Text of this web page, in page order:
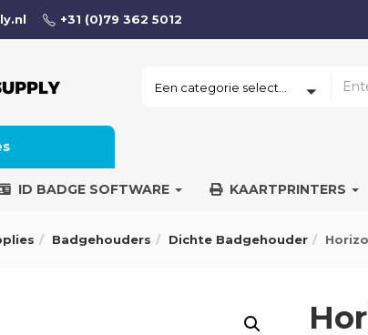
+31 (0)79 362 5012
ID BADGE SOFTWARE KAARTPRINTERS
Badgehouders Dichte Badgehouder